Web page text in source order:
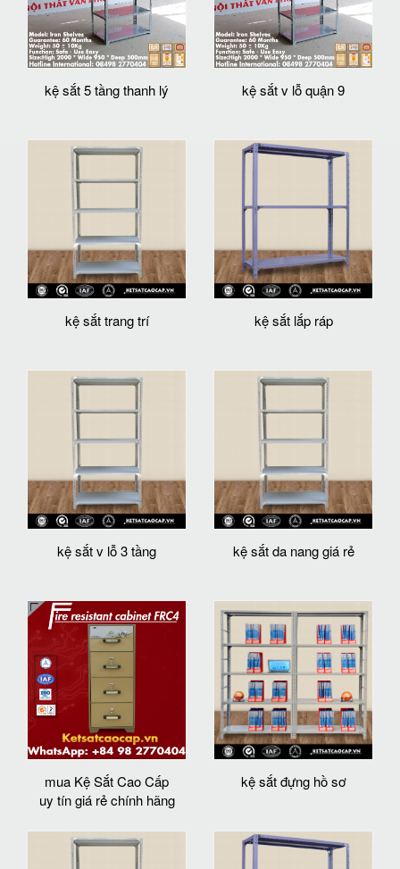
kệ sắt 5 tầng thanh lý kệ sắt v lỗ quận 9
kệ sắt trang trí kệ sắt lắp ráp
kệ sắt v lỗ 3 tầng kệ sắt da nang giá rẻ
mua Kệ Sắt Cao Cấp
uy tín giá rẻ chính hãng
kệ sắt đựng hồ sơ